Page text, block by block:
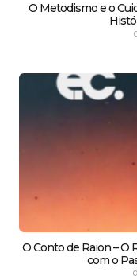
O Metodismo e o
O Conto de Raion – O
com o